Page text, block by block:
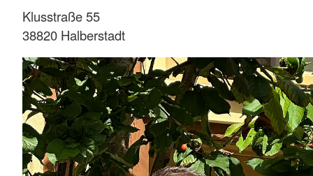
Klusstraße 55
38820 Halberstadt